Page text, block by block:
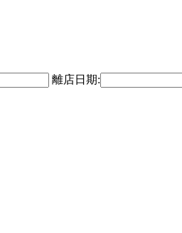
離店日期: